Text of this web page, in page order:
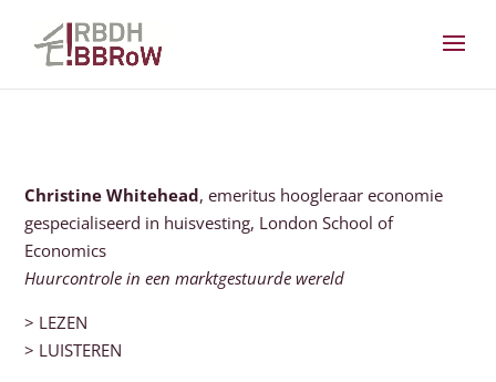
Christine Whitehead, emeritus hoogleraar economie
gespecialiseerd in huisvesting, London School of
Economics
Huurcontrole in een marktgestuurde wereld
> LEZEN
> LUISTEREN